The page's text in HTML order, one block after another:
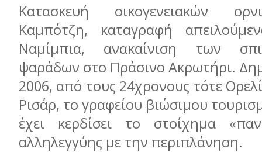
Κατασκευή οικογενειακών
Καμπότζη, καταγραφή
Ναμίμπια, ανακαίνιση των
ψαράδων στο Πράσινο Ακρωτήρι.
2006, από τους 24χρονους τότε
Ρισάρ, το γραφείου βιώσιμου
έχει κερδίσει το στοίχημα
αλληλεγγύης με την περιπλάνηση.